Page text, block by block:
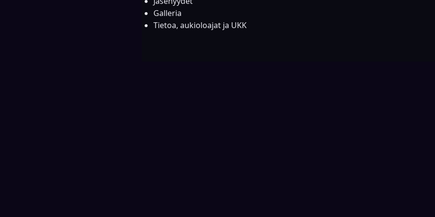
Galleria
Tietoa, aukioloajat ja UKK